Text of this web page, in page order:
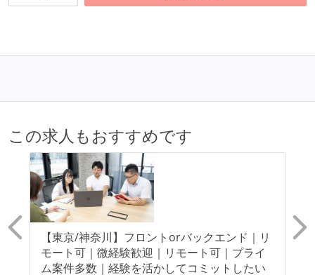
この求人もおすすめです
【東京/神奈川】フロントorバックエンド｜リ
モート可｜微経験歓迎｜リモート可｜プライ
ム案件多数｜経験を活かしてコミットしたい